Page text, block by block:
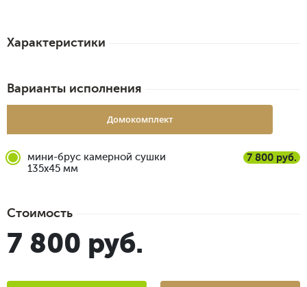
Характеристики
Варианты исполнения
Домокомплект
мини-брус камерной сушки
135x45 мм
7 800 руб.
Стоимость
7 800 руб.